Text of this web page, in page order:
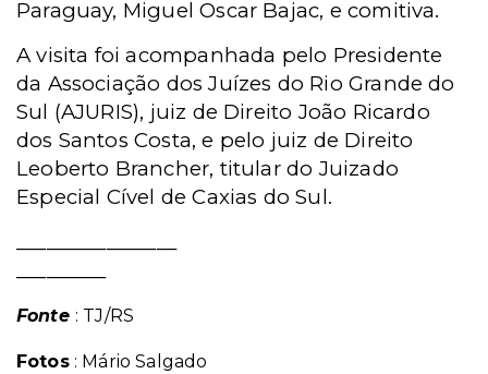
Paraguay, Miguel Oscar Bajac, e comitiva.
A visita foi acompanhada pelo Presidente
da Associação dos Juízes do Rio Grande do
Sul (AJURIS), juiz de Direito João Ricardo
dos Santos Costa, e pelo juiz de Direito
Leoberto Brancher, titular do Juizado
Especial Cível de Caxias do Sul.
Fonte : TJ/RS
Fotos: Mário Salgado